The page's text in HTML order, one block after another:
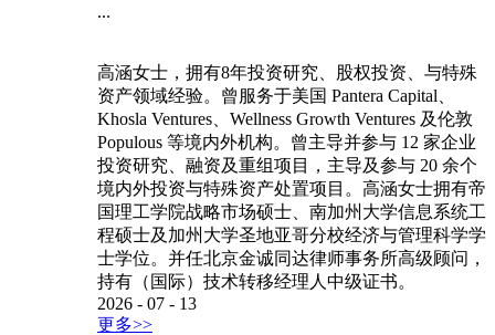
...
高涵女士，拥有8年投资研究、股权投资、与特殊
资产领域经验。曾服务于美国 Pantera Capital、
Khosla Ventures、Wellness Growth Ventures 及伦敦
Populous 等境内外机构。曾主导并参与 12 家企业
投资研究、融资及重组项目，主导及参与 20 余个
境内外投资与特殊资产处置项目。高涵女士拥有帝
国理工学院战略市场硕士、南加州大学信息系统工
程硕士及加州大学圣地亚哥分校经济与管理科学学
士学位。并任北京金诚同达律师事务所高级顾问，
持有（国际）技术转移经理人中级证书。
2026 - 07 - 13
更多>>